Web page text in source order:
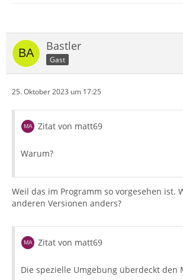
Bastler
Gast
25. Oktober 2023 um 17:25
Zitat von matt69
Warum?
Weil das im Programm so vorgesehen ist.
anderen Versionen anders?
Zitat von matt69
Die spezielle Umgebung überdeckt den